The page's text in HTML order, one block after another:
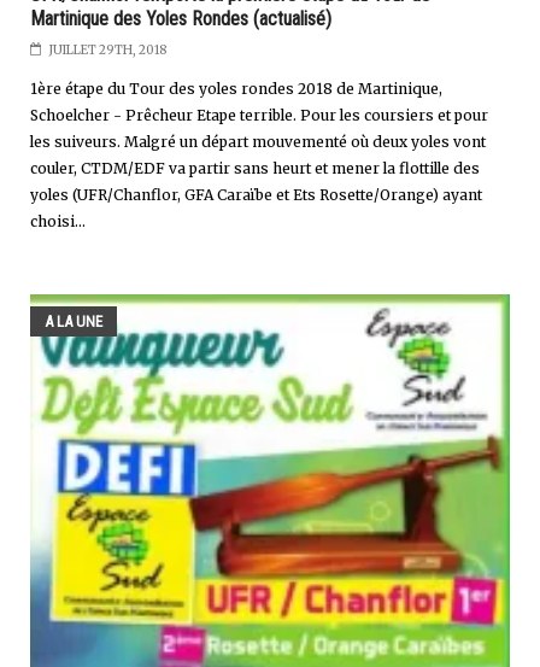
Martinique des Yoles Rondes (actualisé)
JUILLET 29TH, 2018
1ère étape du Tour des yoles rondes 2018 de Martinique,
Schoelcher - Prêcheur Etape terrible. Pour les coursiers et pour
les suiveurs. Malgré un départ mouvementé où deux yoles vont
couler, CTDM/EDF va partir sans heurt et mener la flottille des
yoles (UFR/Chanflor, GFA Caraïbe et Ets Rosette/Orange) ayant
choisi...
A LA UNE